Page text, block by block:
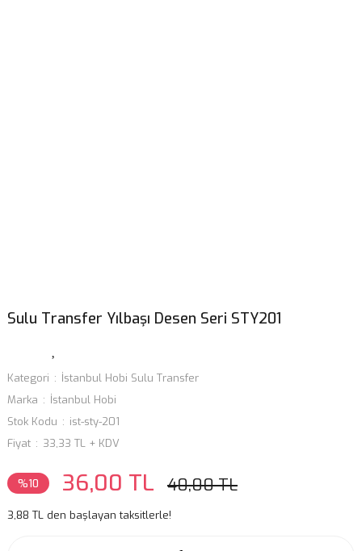
Sulu Transfer Yılbaşı Desen Seri STY201
Kategori
İstanbul Hobi Sulu Transfer
Marka
İstanbul Hobi
Stok Kodu
ist-sty-201
Fiyat
33,33 TL + KDV
%10 36,00 TL 40,00 TL
3,88 TL den başlayan taksitlerle!